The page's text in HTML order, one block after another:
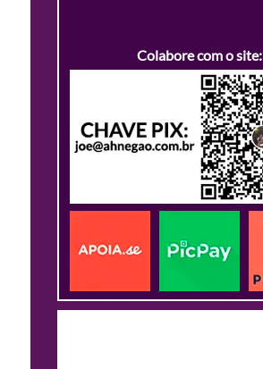
Colabore com o site: